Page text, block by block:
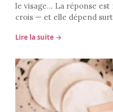
le visage… La réponse
crois — et elle dépend
Lire la suite →